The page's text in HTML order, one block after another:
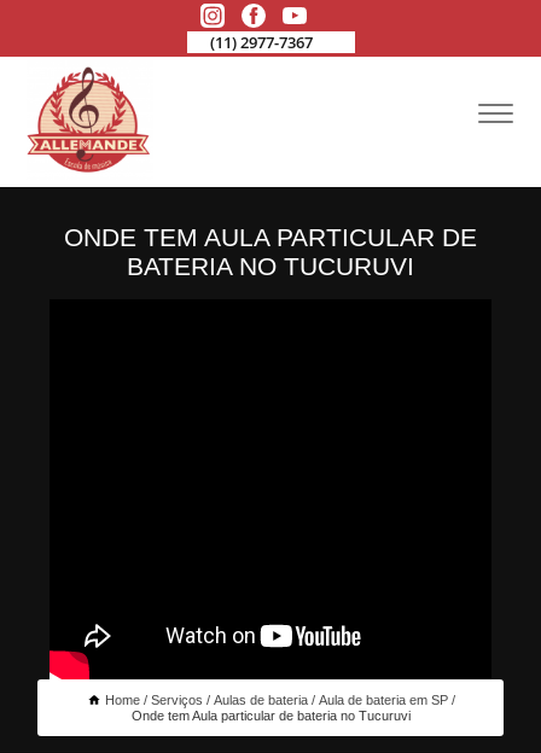
(11) 2977-7367
ONDE TEM AULA PARTICULAR DE
BATERIA NO TUCURUVI
Home Serviços Aulas de bateria
Aula de bateria em SP
Onde tem Aula particular de bateria no Tucuruvi